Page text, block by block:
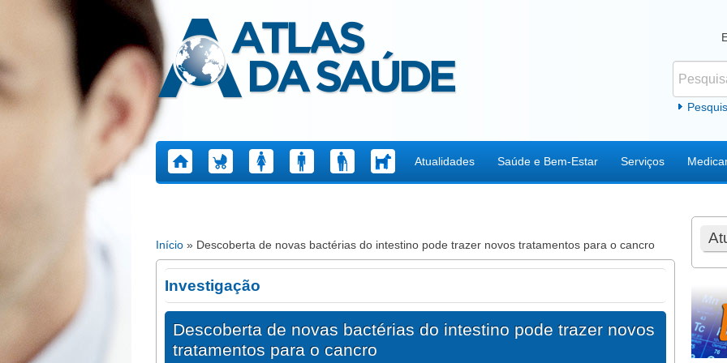
Atlas da Saúde
Atualidades Saúde e Bem-Estar Serviços
Está aqui
Início » Descoberta de novas bactérias do intestino pode trazer novos tratamentos para o cancro
Investigação
Descoberta de novas bactérias do intestino pode trazer novos
tratamentos para o cancro